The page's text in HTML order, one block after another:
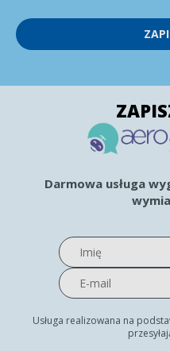
Darmowa usługa
Usługa realizowana na